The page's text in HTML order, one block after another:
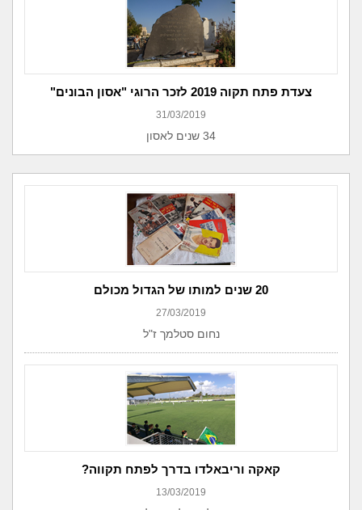
צעדת פתח תקוה 2019 לזכר הרוגי "אסון הבונים"
31/03/2019
34 שנים לאסון
20 שנים למותו של הגדול מכולם
27/03/2019
נחום סטלמך ז"ל
קאקה וריבאלדו בדרך לפתח תקווה?
13/03/2019